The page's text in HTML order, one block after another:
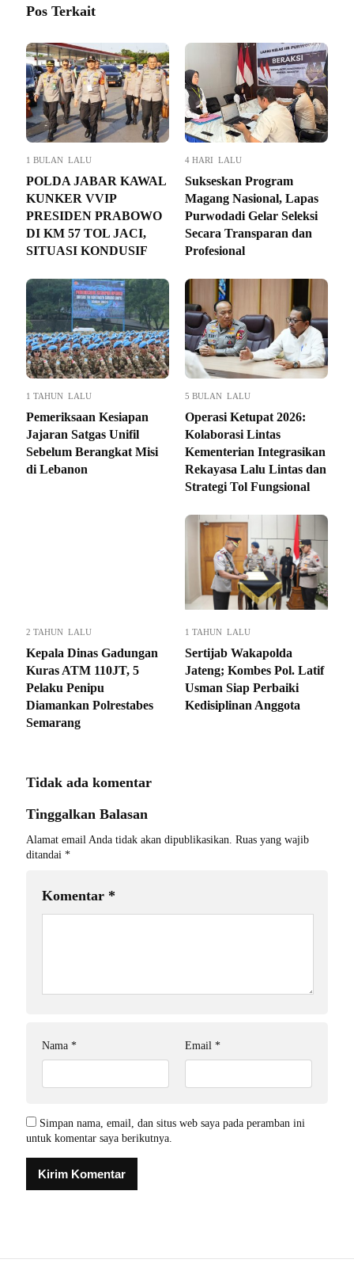
Pos Terkait
1 BULAN LALU
POLDA JABAR KAWAL
KUNKER VVIP
PRESIDEN PRABOWO
DI KM 57 TOL JACI,
SITUASI KONDUSIF
4 HARI LALU
Sukseskan Program
Magang Nasional, Lapas
Purwodadi Gelar Seleksi
Secara Transparan dan
Profesional
1 TAHUN LALU
Pemeriksaan Kesiapan
Jajaran Satgas Unifil
Sebelum Berangkat Misi
di Lebanon
5 BULAN LALU
Operasi Ketupat 2026:
Kolaborasi Lintas
Kementerian Integrasikan
Rekayasa Lalu Lintas dan
Strategi Tol Fungsional
2 TAHUN LALU
Kepala Dinas Gadungan
Kuras ATM 110JT, 5
Pelaku Penipu
Diamankan Polrestabes
Semarang
1 TAHUN LALU
Sertijab Wakapolda
Jateng; Kombes Pol. Latif
Usman Siap Perbaiki
Kedisiplinan Anggota
Tidak ada komentar
Tinggalkan Balasan
Alamat email Anda tidak akan dipublikasikan. Ruas yang wajib
ditandai *
Komentar *
Nama * Email *
Simpan nama, email, dan situs web saya pada peramban ini
untuk komentar saya berikutnya.